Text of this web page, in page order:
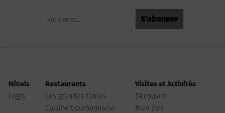
Hôtels
Logis
Restaurants
Les grandes tables
Cuisine bourbonnaise
Visites et Activités
Découvrir
Bien être